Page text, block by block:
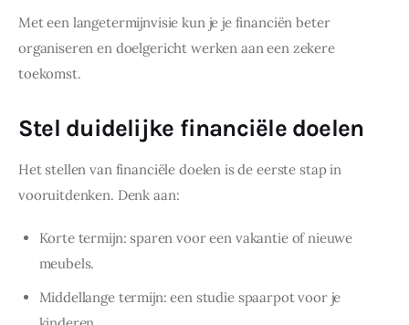
Met een langetermijnvisie kun je je financiën beter
organiseren en doelgericht werken aan een zekere
toekomst.
Stel duidelijke financiële doelen
Het stellen van financiële doelen is de eerste stap in
vooruitdenken. Denk aan:
Korte termijn: sparen voor een vakantie of nieuwe
meubels.
Middellange termijn: een studie spaarpot voor je